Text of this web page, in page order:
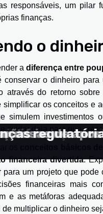
responsáveis, um pilar
finanças.
o
a diferença entre
conservar o dinheiro
através do retorno
simplificar os conceitos e
simulem investimentos
cuidar dela para que
financeira divertida.
para um projeto que
financeiras mais
e as metáforas
de multiplicar o dinheiro
das
diferenças
casas de